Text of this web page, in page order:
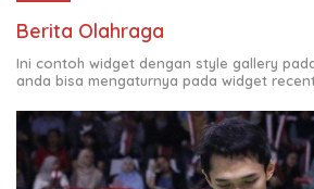
Berita Olahraga
Ini contoh widget dengan style gallery
anda bisa mengaturnya pada widget